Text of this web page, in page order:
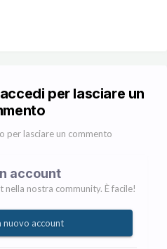
per lasciare un
per lasciare un commento
account
nella nostra community. È facile!
nuovo account